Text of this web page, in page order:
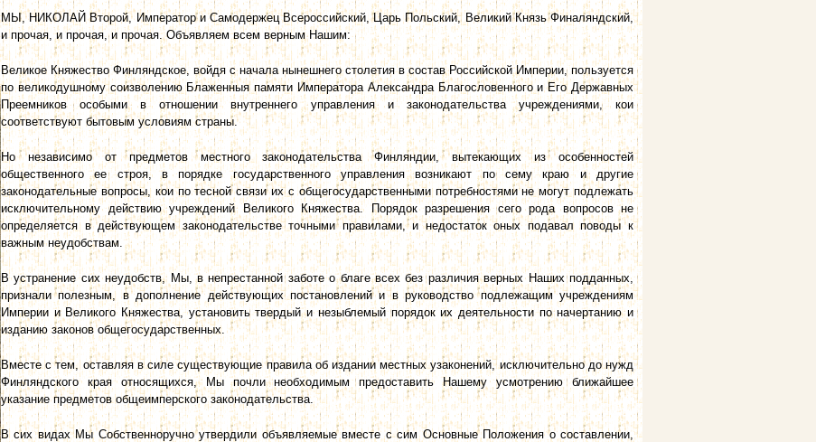
МЫ, НИКОЛАЙ Второй, Император и Самодержец Всероссийский, Царь Польский, Великий Князь Финаляндский,
и прочая, и прочая, и прочая. Объявляем всем верным Нашим:
Великое Княжество Финляндское, войдя с начала нынешнего столетия в состав Российской Империи, пользуется
по великодушному соизволению Блаженныя памяти Императора Александра Благословенного и Его Державных
Преемников особыми в отношении внутреннего управления и законодательства учреждениями, кои
соответствуют бытовым условиям страны.
Но независимо от предметов местного законодательства Финляндии, вытекающих из особенностей
общественного ее строя, в порядке государственного управления возникают по сему краю и другие
законодательные вопросы, кои по тесной связи их с общегосударственными потребностями не могут подлежать
исключительному действию учреждений Великого Княжества. Порядок разрешения сего рода вопросов не
определяется в действующем законодательстве точными правилами, и недостаток оных подавал поводы к
важным неудобствам.
В устранение сих неудобств, Мы, в непрестанной заботе о благе всех без различия верных Наших подданных,
признали полезным, в дополнение действующих постановлений и в руководство подлежащим учреждениям
Империи и Великого Княжества, установить твердый и незыблемый порядок их деятельности по начертанию и
изданию законов общегосударственных.
Вместе с тем, оставляя в силе существующие правила об издании местных узаконений, исключительно до нужд
Финляндского края относящихся, Мы почли необходимым предоставить Нашему усмотрению ближайшее
указание предметов общеимперского законодательства.
В сих видах Мы Собственноручно утвердили объявляемые вместе с сим Основные Положения о составлении,